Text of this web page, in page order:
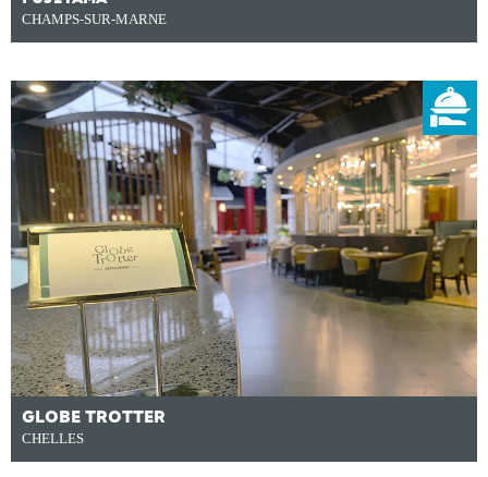
CHAMPS-SUR-MARNE
GLOBE TROTTER
CHELLES